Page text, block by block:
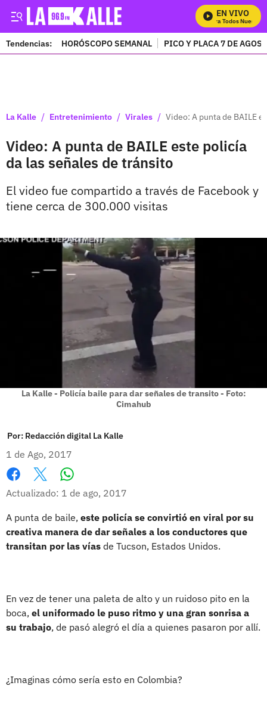
EN VIVO
Mira Todos Nuestros
Tendencias: HORÓSCOPO SEMANAL PICO Y PLACA 7 DE
La Kalle / Entretenimiento / Virales / Video: A punta de BAILE
Video: A punta de BAILE este policía
da las señales de tránsito
El video fue compartido a través de Facebook y
tiene cerca de 300.000 visitas
La Kalle - Policía baile para dar señales de transito - Foto:
Cimahub
Por: Redacción digital La Kalle
1 de Ago, 2017
Facebook
X
Actualizado: 1 de ago, 2017
A punta de baile, este policía se convirtió en viral por su
creativa manera de dar señales a los conductores que
transitan por las vías de Tucson, Estados Unidos.
En vez de tener una paleta de alto y un ruidoso pito en la
boca, el uniformado le puso ritmo y una gran sonrisa a
su trabajo, de pasó alegró el día a quienes pasaron por allí.
¿Imaginas cómo sería esto en Colombia?